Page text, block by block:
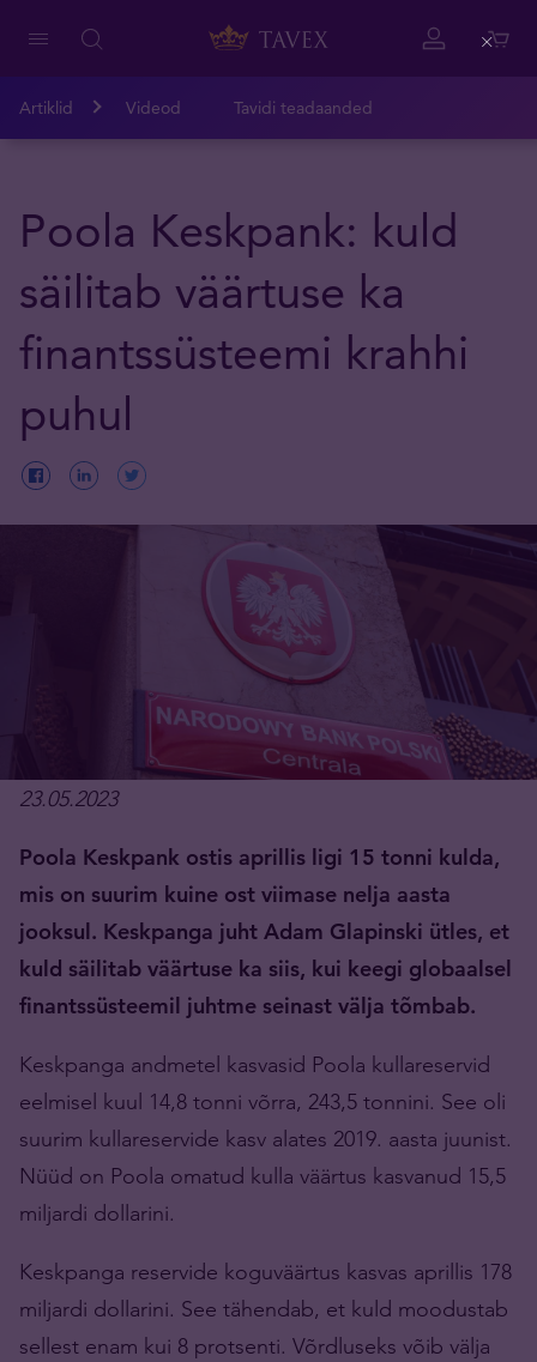
Artiklid Videod Tavidi teadaanded
Poola Keskpank: kuld
säilitab väärtuse ka
finantssüsteemi krahhi
puhul
23.05.2023
Poola Keskpank ostis aprillis ligi 15 tonni kulda,
mis on suurim kuine ost viimase nelja aasta
jooksul. Keskpanga juht Adam Glapinski ütles, et
kuld säilitab väärtuse ka siis, kui keegi globaalsel
finantssüsteemil juhtme seinast välja tõmbab.
Keskpanga andmetel kasvasid Poola kullareservid
eelmisel kuul 14,8 tonni võrra, 243,5 tonnini. See oli
suurim kullareservide kasv alates 2019. aasta juunist.
Nüüd on Poola omatud kulla väärtus kasvanud 15,5
miljardi dollarini.
Keskpanga reservide koguväärtus kasvas aprillis 178
miljardi dollarini. See tähendab, et kuld moodustab
sellest enam kui 8 protsenti. Võrdluseks võib välja
Close